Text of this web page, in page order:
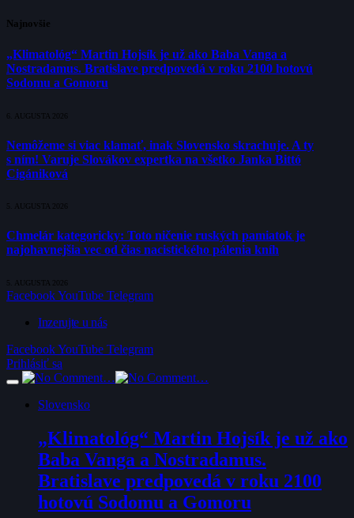
Najnovšie
„Klimatológ“ Martin Hojsík je už ako Baba Vanga a
Nostradamus. Bratislave predpovedá v roku 2100 hotovú
Sodomu a Gomoru
6. AUGUSTA 2026
Nemôžeme si viac klamať, inak Slovensko skrachuje. A ty
s ním! Varuje Slovákov expertka na všetko Janka Bittó
Cigániková
5. AUGUSTA 2026
Chmelár kategoricky: Toto ničenie ruských pamiatok je
najohavnejšia vec od čias nacistického pálenia kníh
5. AUGUSTA 2026
FacebookYouTube Telegram
Inzerujte u nás
FacebookYouTube Telegram
Prihlásiť sa
Slovensko
„Klimatológ“ Martin Hojsík je už ako
Baba Vanga a Nostradamus.
Bratislave predpovedá v roku 2100
hotovú Sodomu a Gomoru